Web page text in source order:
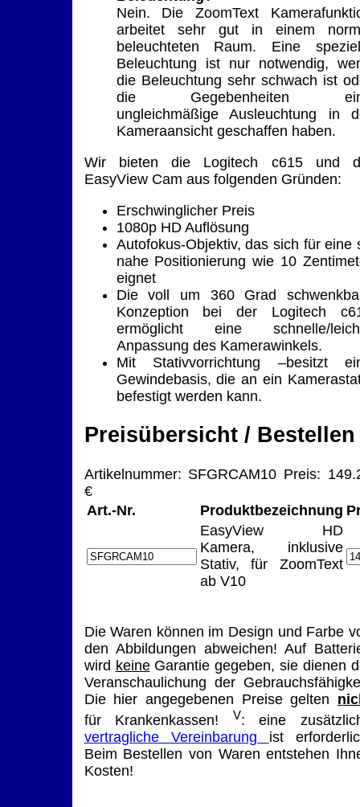
Nein. Die ZoomText
arbeitet sehr gut in einem
beleuchteten Raum. Eine
Beleuchtung ist nur notwendig,
die Beleuchtung sehr schwach ist
die Gegebenheiten
ungleichmäßige Ausleuchtung in
Kameraansicht geschaffen haben.
Wir bieten die Logitech c615 und
EasyView Cam aus folgenden Gründen:
Erschwinglicher Preis
1080p HD Auflösung
Autofokus-Objektiv, das sich für eine
nahe Positionierung wie 10
eignet
Die voll um 360 Grad
Konzeption bei der Logitech
ermöglicht eine schnelle/
Anpassung des Kamerawinkels.
Mit Stativvorrichtung –besitzt
Gewindebasis, die an ein
befestigt werden kann.
Preisübersicht / Bestellen
Artikelnummer: SFGRCAM10 Preis:
€
Art.-Nr.
Produktbezeichnung
EasyView HD
Kamera, inklusive
Stativ, für ZoomText
ab V10
Die Waren können im Design und Farbe
den Abbildungen abweichen! Auf
wird keineGarantie gegeben, sie dienen
Veranschaulichung der
Die hier angegebenen Preise gelten
für Krankenkassen!
V: eine
vertragliche Vereinbarung ist
Beim Bestellen von Waren entstehen
Kosten!